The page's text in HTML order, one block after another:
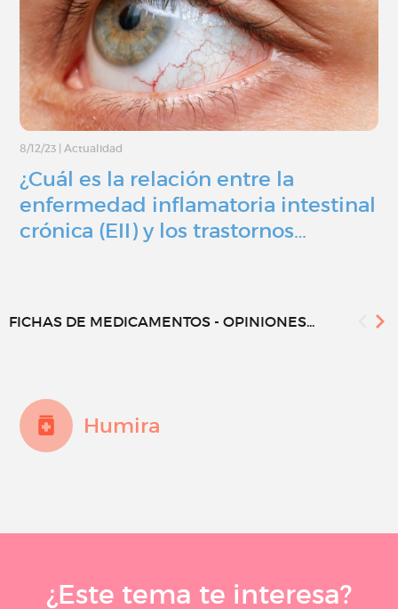
8/12/23 | Actualidad
¿Cuál es la relación entre la
enfermedad inflamatoria intestinal
crónica (EII) y los trastornos…
FICHAS DE MEDICAMENTOS - OPINIONES...
Humira
¿Este tema te interesa?